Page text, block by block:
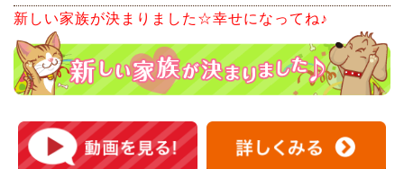
新しい家族が決まりました☆幸せになってね♪